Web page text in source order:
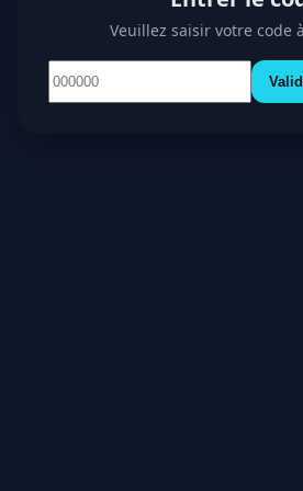
Veuillez saisir votre code